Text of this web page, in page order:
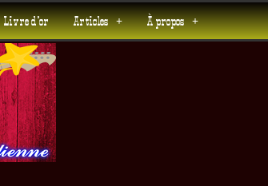
Livre d’or Articles À propos